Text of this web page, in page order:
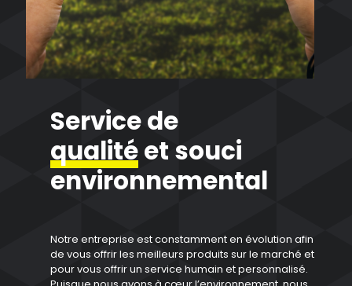
Service de
qualitéet souci
environnemental
Notre entreprise est constamment en évolution afin
de vous offrir les meilleurs produits sur le marché et
pour vous offrir un service humain et personnalisé.